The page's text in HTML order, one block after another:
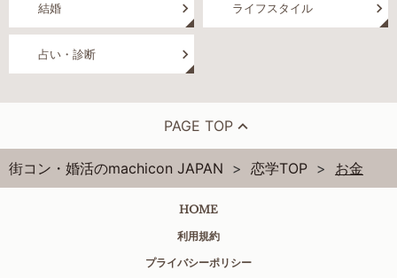
結婚 ライフスタイル
占い・診断
PAGE TOP
街コン・婚活のmachicon JAPAN 恋学TOP お金
HOME
利用規約
プライバシーポリシー